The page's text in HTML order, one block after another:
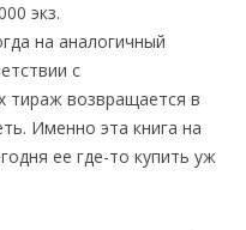
экз.
на аналогичный
с
тираж возвращается в
Именно эта книга на
ее где-то купить уж